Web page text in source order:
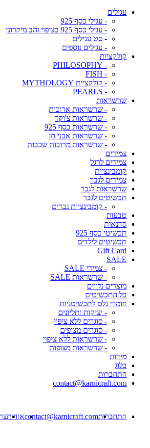
עגילים
- עגילי כסף 925
- עגילי כסף 925 בציפוי זהב מיקרוני
- סט עגילים
- עגילים נוספים
קולקציות
- PHILOSOPHY
- FISH
- קולקציית MYTHOLOGY
- PEARLS
שרשראות
- שרשראות ארוכות
- שרשראות צ'וקר
- שרשראות כסף 925
- שרשראות אבני חן
- שרשראות מרובות שכבות
צמידים
צמידים לרגל
קומבינציות
צמידים לגבר
שרשראות לגבר
תכשיטים לגבר
- קומבינציות גברים
טבעות
סדנאות
תכשיטי כסף 925
תכשיטים לילדים
Gift Card
SALE
- צמידי SALE
- שרשראות SALE
מוצרים נלווים
כל התכשיטים
חומרי גלם לתכשיטניות
- יציקות ותליונים
- סוגרים ללא ציפוי
- סוגרים מצופים
- שרשראות ללא ציפוי
- שרשראות מצופות
מידות
בלוג
התחברות
contact@karnicraft.com
התחברותcontact@karnicraft.comאודות